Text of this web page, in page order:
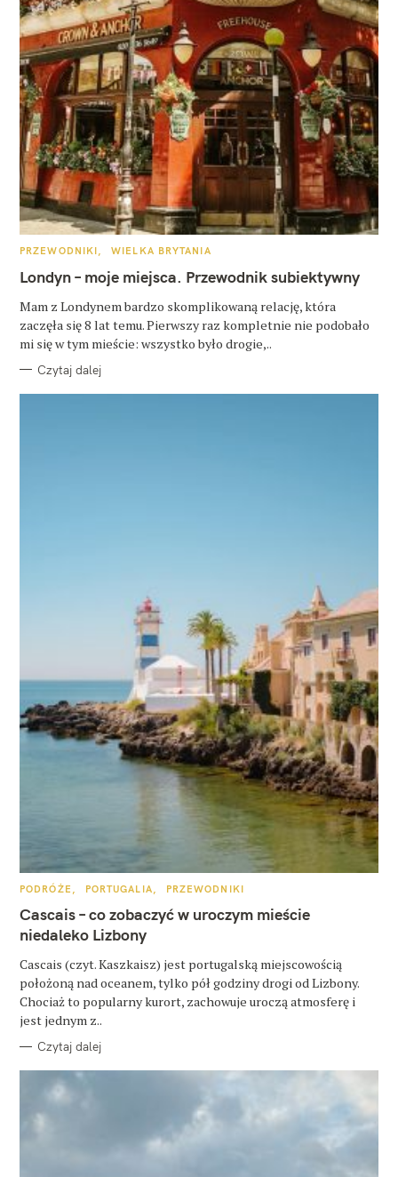
K
T
E
O
R
I
PRZEWODNIKI WIELKA BRYTANIA
Londyn – moje miejsca. Przewodnik subiektywny
Mam z Londynem bardzo skomplikowaną relację, która
zaczęła się 8 lat temu. Pierwszy raz kompletnie nie podobało
mi się w tym mieście: wszystko było drogie,..
Czytaj dalej
K
T
E
G
O
I
E
PODRÓŻE PORTUGALIA PRZEWODNIKI
Cascais – co zobaczyć w uroczym mieście
niedaleko Lizbony
Cascais (czyt. Kaszkaisz) jest portugalską miejscowością
położoną nad oceanem, tylko pół godziny drogi od Lizbony.
Chociaż to popularny kurort, zachowuje uroczą atmosferę i
jest jednym z..
Czytaj dalej
W
y
s
z
u
k
a